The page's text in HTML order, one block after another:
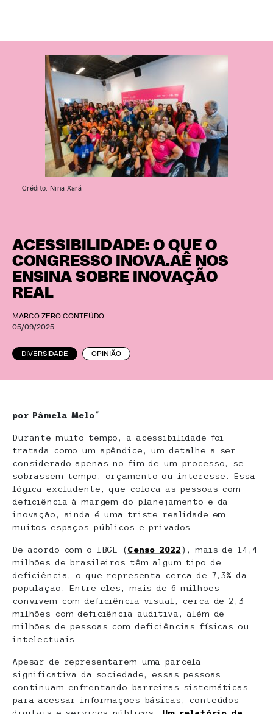
ACESSIBILIDADE: O QUE O
CONGRESSO INOVA.AÊ NOS
ENSINA SOBRE INOVAÇÃO
REAL
MARCO ZERO CONTEÚDO
05/09/2025
DIVERSIDADE OPINIÃO
Crédito: Nina Xará
por Pâmela Melo*
Durante muito tempo, a acessibilidade foi
tratada como um apêndice, um detalhe a ser
considerado apenas no fim de um processo, se
sobrassem tempo, orçamento ou interesse. Essa
lógica excludente, que coloca as pessoas com
deficiência à margem do planejamento e da
inovação, ainda é uma triste realidade em
muitos espaços públicos e privados.
De acordo com o IBGE (Censo 2022), mais de 14,4
milhões de brasileiros têm algum tipo de
deficiência, o que representa cerca de 7,3% da
população. Entre eles, mais de 6 milhões
convivem com deficiência visual, cerca de 2,3
milhões com deficiência auditiva, além de
milhões de pessoas com deficiências físicas ou
intelectuais.
Apesar de representarem uma parcela
significativa da sociedade, essas pessoas
continuam enfrentando barreiras sistemáticas
para acessar informações básicas, conteúdos